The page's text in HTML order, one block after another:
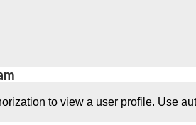
to view a user profile. Use